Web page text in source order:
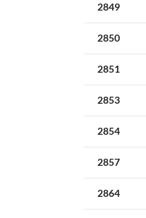
2849
2850
2851
2853
2854
2857
2864